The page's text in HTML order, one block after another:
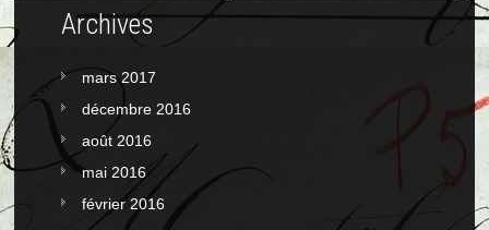
Archives
mars 2017
décembre 2016
août 2016
mai 2016
février 2016